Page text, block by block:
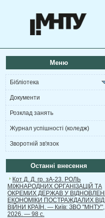
Меню
Бібліотека
Документи
Розклад занять
Журнал успішності (коледж)
Зворотній зв'язок
Останні внесення
Кот Д. Д. гр. зА-23. РОЛЬ
МІЖНАРОДНИХ ОРГАНІЗАЦІЙ ТА
ОКРЕМИХ ДЕРЖАВ У
ЕКОНОМІКИ ПОСТРАЖДАЛИХ ВІД
ВІЙНИ КРАЇН. — Київ: ЗВО "МНТУ",
2026. — 98 с.